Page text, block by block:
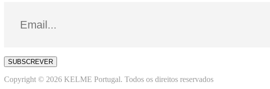
SUBSCREVER
Copyright © 2026 KELME Portugal. Todos os direitos reservados